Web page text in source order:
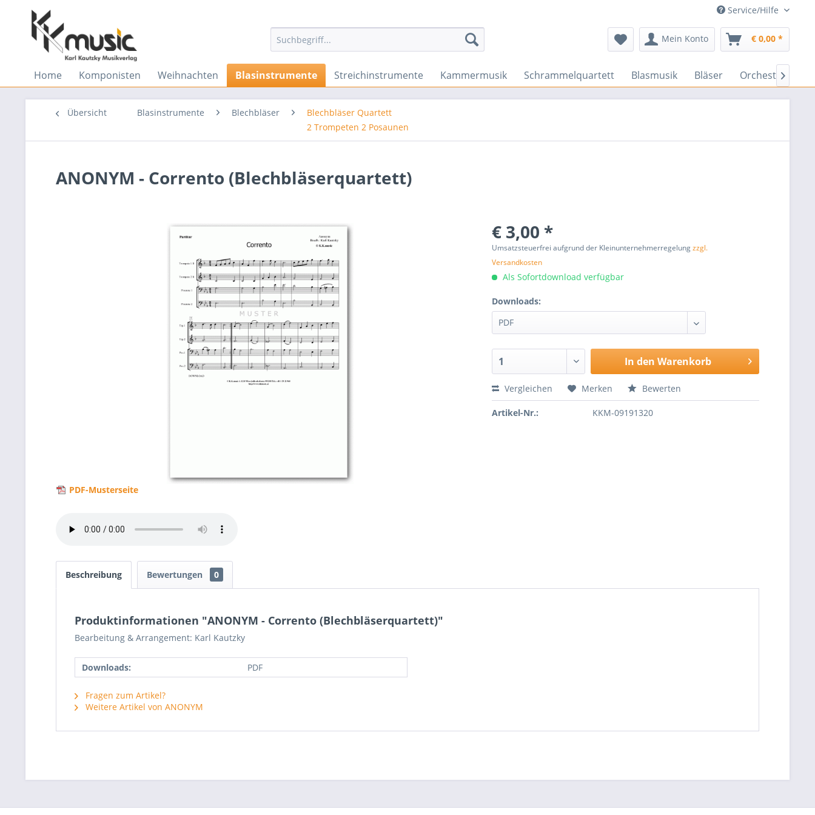
Service/Hilfe
Mein Konto € 0,00 *
Home Komponisten Weihnachten Blasinstrumente Streichinstrumente Kammermusik Schrammelquartett Blasmusik Bläser Orchester

Übersicht Blasinstrumente Blechbläser
Blechbläser Quartett
2 Trompeten 2 Posaunen
ANONYM - Corrento (Blechbläserquartett)
PDF-Musterseite
€ 3,00 *
Umsatzsteuerfrei aufgrund der Kleinunternehmerregelungzzgl.
Versandkosten
Als Sofortdownload verfügbar
Downloads:
In den Warenkorb
Vergleichen Merken Bewerten
Artikel-Nr.: KKM-09191320
Beschreibung Bewertungen 0
Produktinformationen "ANONYM - Corrento (Blechbläserquartett)"
Bearbeitung & Arrangement: Karl Kautzky
Downloads: PDF
Fragen zum Artikel?
Weitere Artikel von ANONYM